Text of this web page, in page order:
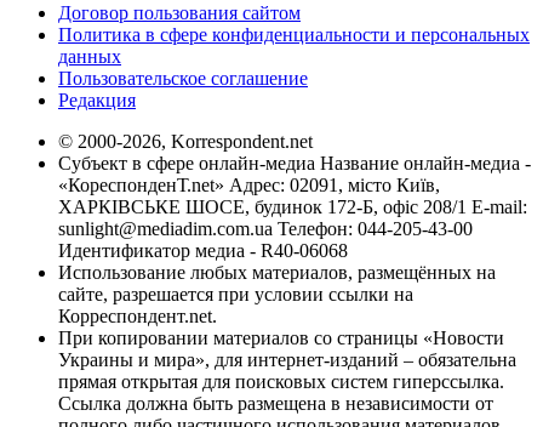
Договор пользования сайтом
Политика в сфере конфиденциальности и персональных
данных
Пользовательское соглашение
Редакция
© 2000-2026, Korrespondent.net
Субъект в сфере онлайн-медиа Название онлайн-медиа -
«КореспонденТ.net» Адрес: 02091, місто Київ,
ХАРКІВСЬКЕ ШОСЕ, будинок 172-Б, офіс 208/1 E-mail:
sunlight@mediadim.com.ua Телефон: 044-205-43-00
Идентификатор медиа - R40-06068
Использование любых материалов, размещённых на
сайте, разрешается при условии ссылки на
Корреспондент.net.
При копировании материалов со страницы «Новости
Украины и мира», для интернет-изданий – обязательна
прямая открытая для поисковых систем гиперссылка.
Ссылка должна быть размещена в независимости от